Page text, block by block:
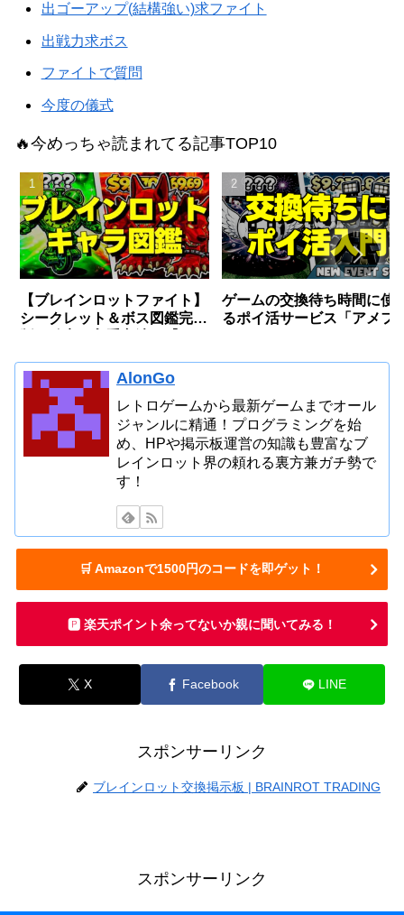
出ゴーアップ(結構強い)求ファイト
出戦力求ボス
ファイトで質問
今度の儀式
🔥今めっちゃ読まれてる記事TOP10
【ブレインロットファイト】
シークレット＆ボス図鑑完全
ゲームの交換待ち時間に使
るポイ活サービス「アメフ
AlonGo
レトロゲームから最新ゲームまでオール
ジャンルに精通！プログラミングを始
め、HPや掲示板運営の知識も豊富なブ
レインロット界の頼れる裏方兼ガチ勢で
す！
🛒 Amazonで1500円のコードを即ゲット！
🅿️ 楽天ポイント余ってないか親に聞いてみる！
X Facebook LINE
スポンサーリンク
ブレインロット交換掲示板 | BRAINROT TRADING
スポンサーリンク